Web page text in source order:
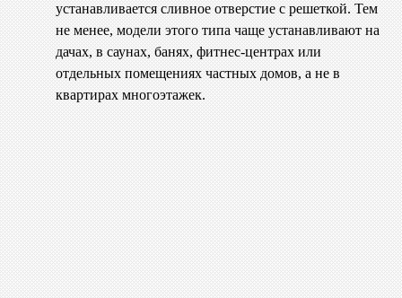
устанавливается сливное отверстие с решеткой. Тем
не менее, модели этого типа чаще устанавливают на
дачах, в саунах, банях, фитнес-центрах или
отдельных помещениях частных домов, а не в
квартирах многоэтажек.